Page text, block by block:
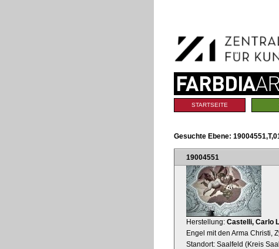
Navigation
Sektionen
STARTSEITE
Gesuchte Ebene:
19004551
Herstellung: Castelli, Carlo
Engel mit den Arma Christi,
Standort: Saalfeld (Kreis